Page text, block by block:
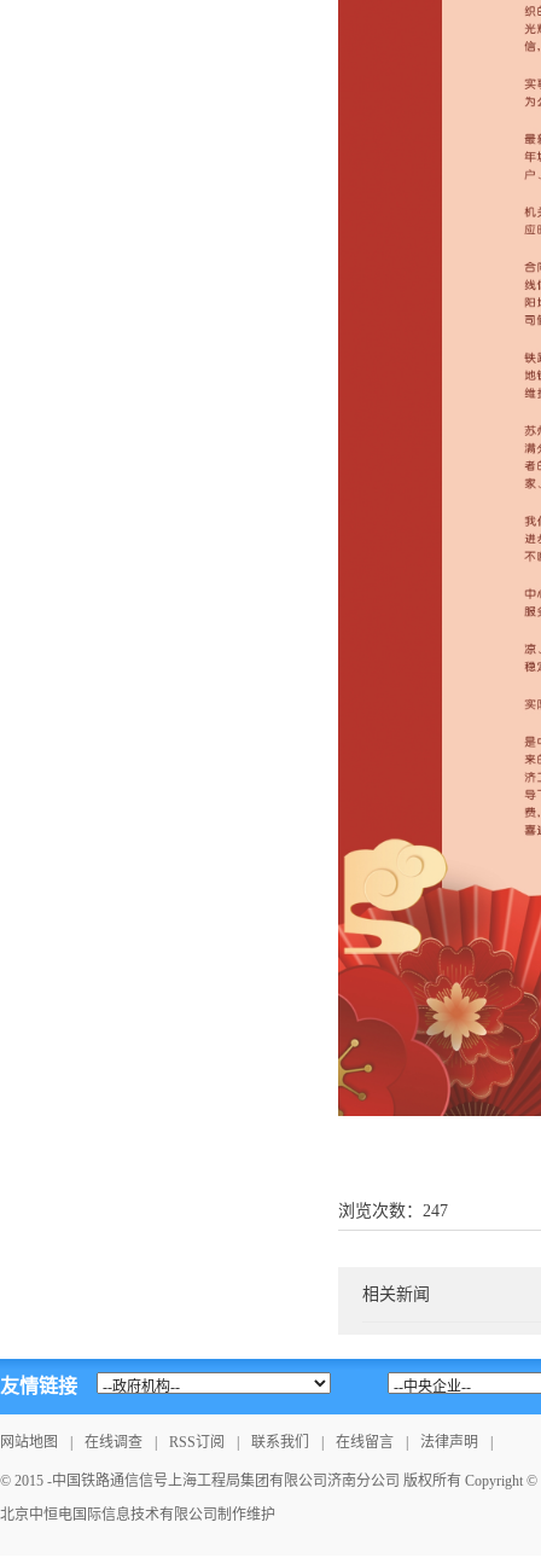
浏览次数： 247
相关新闻
友情链接
网站地图 在线调查 RSS订阅 联系我们 在线留言 法律声明
© 2015 -中国铁路通信信号上海工程局集团有限公司济南分公司 版权所有 Copyright ©
北京中恒电国际信息技术有限公司 制作维护